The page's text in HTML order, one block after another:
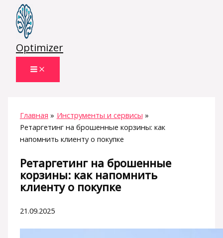
Перейти
содержимому
Optimizer
Главная
Инструменты и сервисы
Ретаргетинг на брошенные корзины: как
напомнить клиенту о покупке
Ретаргетинг на брошенные
корзины: как напомнить
клиенту о покупке
21.09.2025